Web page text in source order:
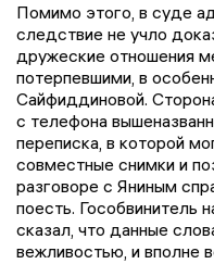
Помимо этого, в суде
следствие не учло
дружеские отношения
потерпевшими, в
Сайфиддиновой.
с телефона
переписка, в которой
совместные снимки и
разговоре с Яниным
поесть. Гособвинитель
сказал, что данные
вежливостью, и вполне